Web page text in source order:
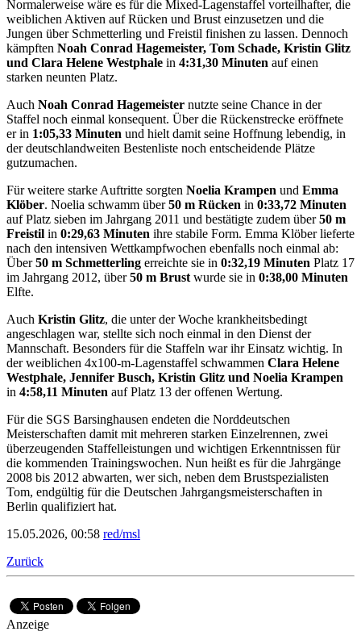
Normalerweise wäre es für die Mixed-Lagenstaffel vorteilhafter, die
weiblichen Aktiven auf Rücken und Brust einzusetzen und die
Jungen über Schmetterling und Freistil finishen zu lassen. Dennoch
kämpften Noah Conrad Hagemeister, Tom Schade, Kristin Glitz
und Clara Helene Westphale in 4:31,30 Minuten auf einen
starken neunten Platz.
Auch Noah Conrad Hagemeister nutzte seine Chance in der
Staffel noch einmal konsequent. Über die Rückenstrecke eröffnete
er in 1:05,33 Minuten und hielt damit seine Hoffnung lebendig, in
der deutschlandweiten Bestenliste noch entscheidende Plätze
gutzumachen.
Für weitere starke Auftritte sorgten Noelia Krampen und Emma
Klöber. Noelia schwamm über50 m Rücken in 0:33,72 Minuten
auf Platz sieben im Jahrgang 2011 und bestätigte zudem über50 m
Freistil in 0:29,63 Minuten ihre stabile Form. Emma Klöber lieferte
nach den intensiven Wettkampfwochen ebenfalls noch einmal ab:
Über50 m Schmetterling erreichte sie in 0:32,19 Minuten Platz 17
im Jahrgang 2012, über50 m Brust wurde sie in 0:38,00 Minuten
Elfte.
Auch Kristin Glitz, die unter der Woche krankheitsbedingt
angeschlagen war, stellte sich noch einmal in den Dienst der
Mannschaft. Besonders für die Staffeln war ihr Einsatz wichtig. In
der weiblichen 4x100-m-Lagenstaffel schwammen Clara Helene
Westphale, Jennifer Busch, Kristin Glitz und Noelia Krampen
in 4:58,11 Minuten auf Platz 13 der offenen Wertung.
Für die SGS Barsinghausen endeten die Norddeutschen
Meisterschaften damit mit mehreren starken Einzelrennen, zwei
überzeugenden Staffelleistungen und wichtigen Erkenntnissen für
die kommenden Trainingswochen. Nun heißt es für die Jahrgänge
2008 bis 2012 abwarten, wer sich, neben dem Brustspezialisten
Tom, endgültig für die Deutschen Jahrgangsmeisterschaften in
Berlin qualifiziert hat.
15.05.2026, 00:58 red/msl
Zurück
Anzeige